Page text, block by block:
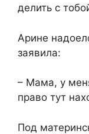
делить с
Арине
заявила:
– Мама, у
право тут
Под